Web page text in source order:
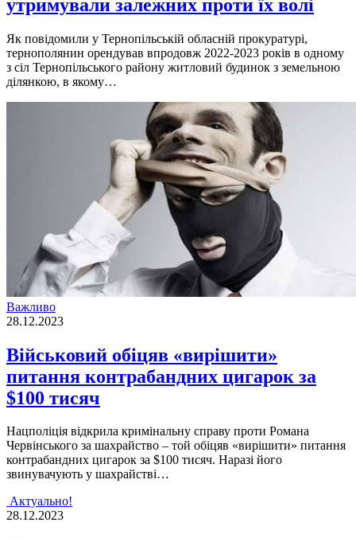
утримували залежних проти їх волі
Як повідомили у Тернопільській обласній прокуратурі,
тернополянин орендував впродовж 2022-2023 років в одному
з сіл Тернопільського району житловий будинок з земельною
ділянкою, в якому…
Важливо
28.12.2023
Військовий обіцяв «вирішити»
питання контрабандних цигарок за
$100 тисяч
Нацполiцiя вiдкрила кримiнальну справу проти Романа
Червiнського за шахрайство – той обiцяв «вирiшити» питання
контрабандних цигарок за $100 тисяч. Наразi його
звинувачують у шахрайствi…
Актуально!
28.12.2023